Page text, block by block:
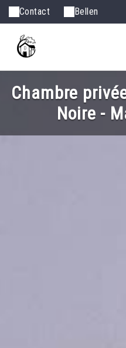
Contact Bellen
Chambre
Noire -